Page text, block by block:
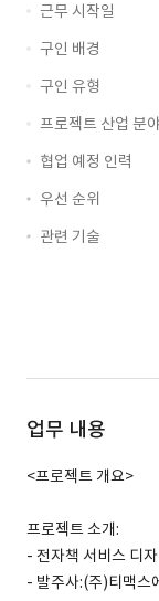
근무 시작일
구인 배경
구인 유형
프로젝트 산업 분야
협업 예정 인력
우선 순위
관련 기술
업무 내용
<프로젝트 개요>
프로젝트 소개:
- 전자책 서비스 디
- 발주사:(주)티맥스